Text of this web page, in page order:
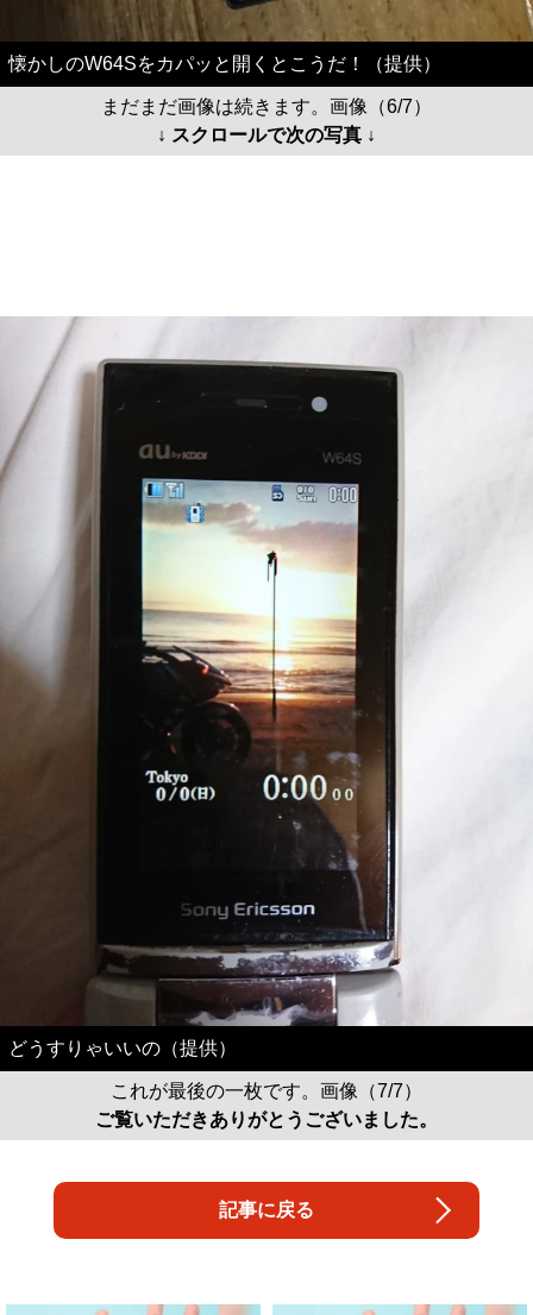
懐かしのW64Sをカパッと開くとこうだ！（提供）
まだまだ画像は続きます。画像（6/7）
↓ スクロールで次の写真 ↓
どうすりゃいいの（提供）
これが最後の一枚です。画像（7/7）
ご覧いただきありがとうございました。
記事に戻る